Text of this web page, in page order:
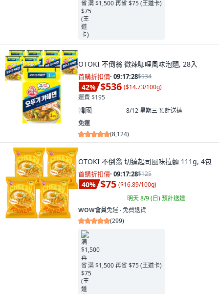
满 $1,500 再省 $75 (王道卡)
OTOKI 不倒翁 微辣咖哩風味泡麵, 28入
首購折扣價· 09:17:26$934
42% $536 ($14.73/100g)
運費 $195
韓國 8/12 星期三預計送達
免運
(8,124)
OTOKI 不倒翁 切達起司風味拉麵 111g, 4包
首購折扣價· 09:17:26$125
40% $75 ($16.89/100g)
明天 8/9 (日)預計送達
WOW會員免運 ∙ 免費退貨
(299)
满 $1,500 再省 $75 (王道卡)